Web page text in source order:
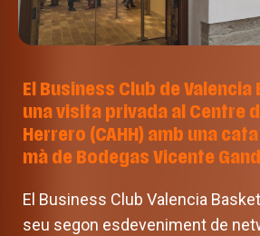
El Business Club de
una visita privada al Centre
Herrero (CAHH) amb una
mà de Bodegas Vicente
El Business Club Valencia
seu segon esdeveniment de